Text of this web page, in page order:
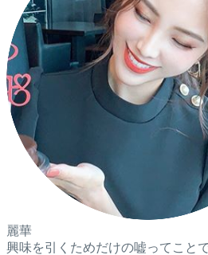
麗華
興味を引くためだけの嘘ってこと